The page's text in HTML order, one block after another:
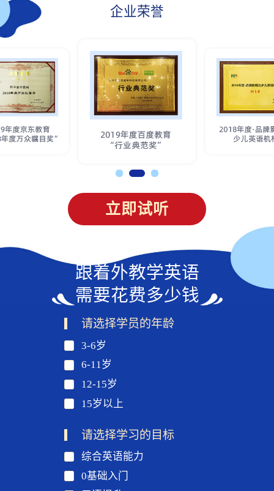
企业荣誉
立即试听
跟着外教学英语
需要花费多少钱
请选择学员的年龄
3-6岁
6-11岁
12-15岁
15岁以上
请选择学习的目标
综合英语能力
0基础入门